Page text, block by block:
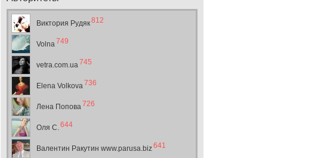
Виктория Рудяк812
Volna749
vetra.com.ua745
Elena Volkova736
Лена Попова726
Оля С.644
Валентин Ракутин www.parusa.biz641